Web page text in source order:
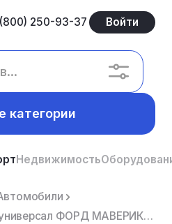
250-93-37 Войти
категории
Недвижимость
Автомобиль легковой универсал ФОРД МАВЕРИК XTL, 2002 г.в (должник – Нестеренко В.Н.)